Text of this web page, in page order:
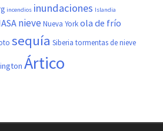
incendios inundaciones Islandia
nieveNueva Yorkola de frío
sequía Siberia tormentas de nieve
Ártico